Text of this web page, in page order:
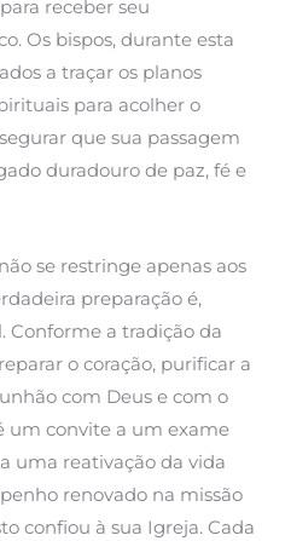
receber seu
Os bispos, durante esta
a traçar os planos
para acolher o
que sua passagem
duradouro de paz, fé e
se restringe apenas aos
preparação é,
Conforme a tradição da
o coração, purificar a
com Deus e com o
um convite a um exame
uma reativação da vida
renovado na missão
confiou à sua Igreja. Cada